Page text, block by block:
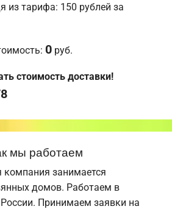
из тарифа: 150 рублей за
0 руб.
стоимость доставки!
мы работаем
компания занимается
домов. Работаем в
Принимаем заявки на